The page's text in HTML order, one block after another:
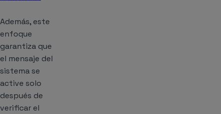
Además, este
enfoque
garantiza que
el mensaje del
sistema se
active solo
después de
verificar el